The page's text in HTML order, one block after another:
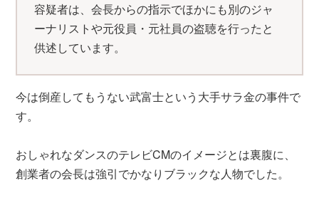
容疑者は、会長からの指示でほかにも別のジャ
ーナリストや元役員・元社員の盗聴を行ったと
供述しています。
今は倒産してもうない武富士という大手サラ金の事件で
す。
おしゃれなダンスのテレビCMのイメージとは裏腹に、
創業者の会長は強引でかなりブラックな人物でした。